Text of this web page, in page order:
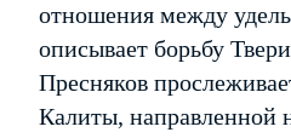
отношения между
описывает борьбу
Пресняков
Калиты, направленной